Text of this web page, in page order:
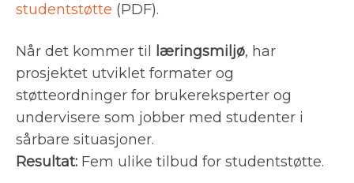
studentstøtte (PDF).
Når det kommer til læringsmiljø, har
prosjektet utviklet formater og
støtteordninger for brukereksperter og
undervisere som jobber med studenter i
sårbare situasjoner.
Resultat: Fem ulike tilbud for studentstøtte.